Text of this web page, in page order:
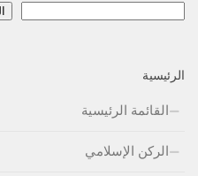
الرئيسية
القائمة الرئيسية
الركن الإسلامي